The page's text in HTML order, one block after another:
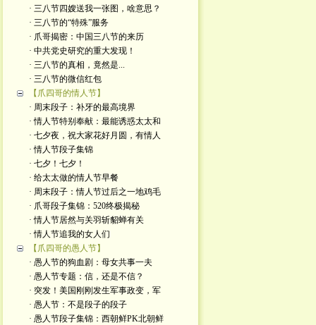
· 三八节四嫂送我一张图，啥意思？
· 三八节的“特殊”服务
· 爪哥揭密：中国三八节的来历
· 中共党史研究的重大发现！
· 三八节的真相，竟然是...
· 三八节的微信红包
【爪四哥的情人节】
· 周末段子：补牙的最高境界
· 情人节特别奉献：最能诱惑太太和
· 七夕夜，祝大家花好月圆，有情人
· 情人节段子集锦
· 七夕！七夕！
· 给太太做的情人节早餐
· 周末段子：情人节过后之一地鸡毛
· 爪哥段子集锦：520终极揭秘
· 情人节居然与关羽斩貂蝉有关
· 情人节追我的女人们
【爪四哥的愚人节】
· 愚人节的狗血剧：母女共事一夫
· 愚人节专题：信，还是不信？
· 突发！美国刚刚发生军事政变，军
· 愚人节：不是段子的段子
· 愚人节段子集锦：西朝鲜PK北朝鲜